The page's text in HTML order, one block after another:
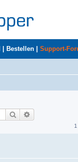
Bestellen Support-
Suche